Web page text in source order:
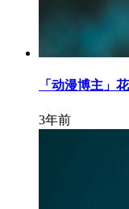
「动漫博主」
3年前